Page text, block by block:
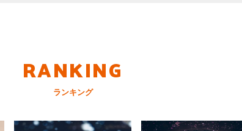
RANKING
ランキング